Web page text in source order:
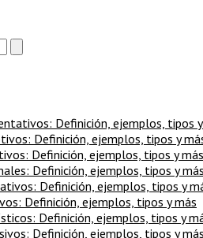
Definición, ejemplos, tipos
Definición, ejemplos, tipos y
Definición, ejemplos, tipos y más
Definición, ejemplos, tipos y más
Definición, ejemplos, tipos y
Definición, ejemplos, tipos y más
Definición, ejemplos, tipos y
Definición, ejemplos, tipos y más